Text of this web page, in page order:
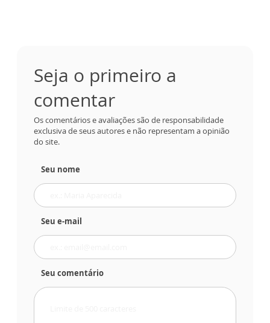
Seja o primeiro a
comentar
Os comentários e avaliações são de responsabilidade
exclusiva de seus autores e não representam a opinião
do site.
Seu nome
Seu e-mail
Seu comentário